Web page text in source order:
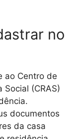
no
ao Centro de
Social (CRAS)
documentos
da casa